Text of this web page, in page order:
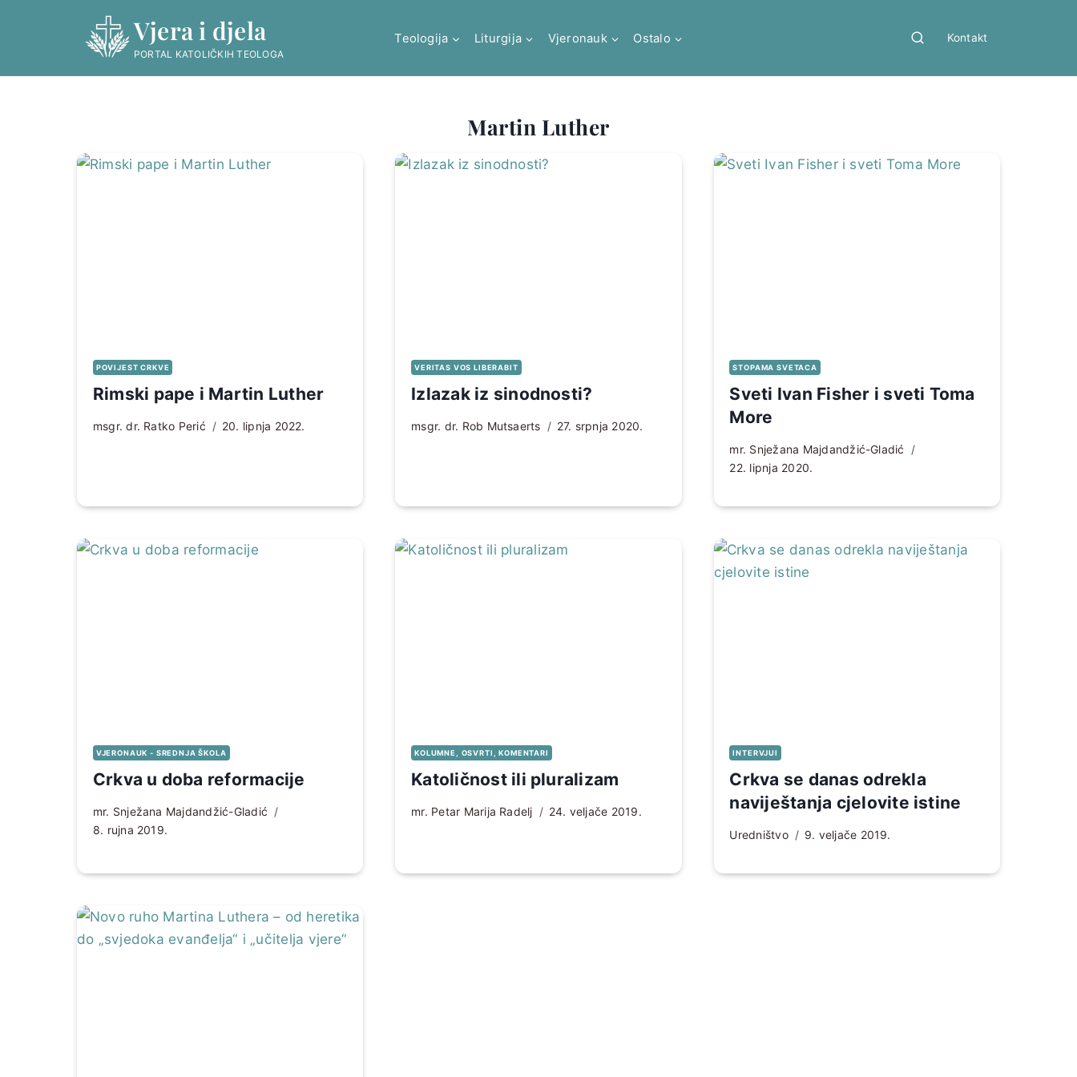
Vjera i djela
PORTAL KATOLIČKIH TEOLOGA
Teologija Liturgija Vjeronauk Ostalo Kontakt
Martin Luther
POVIJEST CRKVE
Rimski pape i Martin Luther
msgr. dr. Ratko Perić 20. lipnja 2022.
VERITAS VOS LIBERABIT
Izlazak iz sinodnosti?
msgr. dr. Rob Mutsaerts 27. srpnja 2020.
STOPAMA SVETACA
Sveti Ivan Fisher i sveti Toma
More
mr. Snježana Majdandžić-Gladić
22. lipnja 2020.
VJERONAUK - SREDNJA ŠKOLA
Crkva u doba reformacije
mr. Snježana Majdandžić-Gladić
8. rujna 2019.
KOLUMNE, OSVRTI, KOMENTARI
Katoličnost ili pluralizam
mr. Petar Marija Radelj 24. veljače 2019.
INTERVJUI
Crkva se danas odrekla
naviještanja cjelovite istine
Uredništvo 9. veljače 2019.